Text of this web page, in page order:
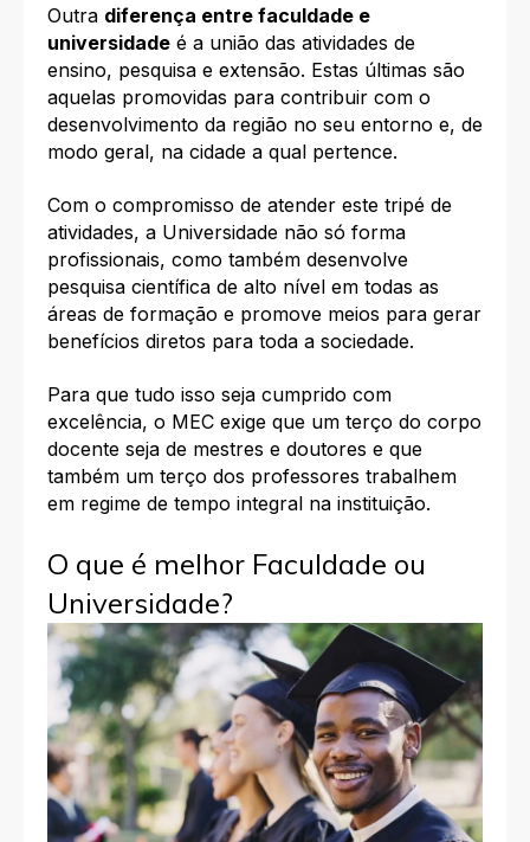
Outra diferença entre faculdade e
universidade é a união das atividades de
ensino, pesquisa e extensão. Estas últimas são
aquelas promovidas para contribuir com o
desenvolvimento da região no seu entorno e, de
modo geral, na cidade a qual pertence.
Com o compromisso de atender este tripé de
atividades, a Universidade não só forma
profissionais, como também desenvolve
pesquisa científica de alto nível em todas as
áreas de formação e promove meios para gerar
benefícios diretos para toda a sociedade.
Para que tudo isso seja cumprido com
excelência, o MEC exige que um terço do corpo
docente seja de mestres e doutores e que
também um terço dos professores trabalhem
em regime de tempo integral na instituição.
O que é melhor Faculdade ou
Universidade?